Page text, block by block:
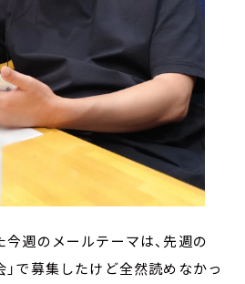
今週のメールテーマは、先週の
」で募集したけど全然読めなかっ